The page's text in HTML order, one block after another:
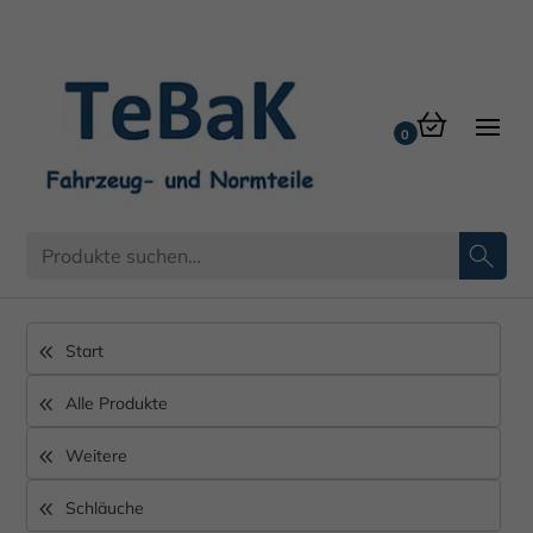
Kraftstoffschlauch für Bio-Diesel
Start
Alle Produkte
Weitere
Schläuche